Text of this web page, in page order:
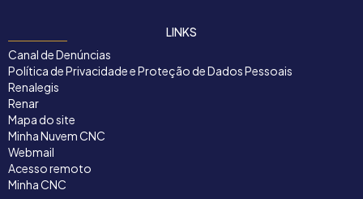
LINKS
Canal de Denúncias
Política de Privacidade e Proteção de Dados Pessoais
Renalegis
Renar
Mapa do site
Minha Nuvem CNC
Webmail
Acesso remoto
Minha CNC